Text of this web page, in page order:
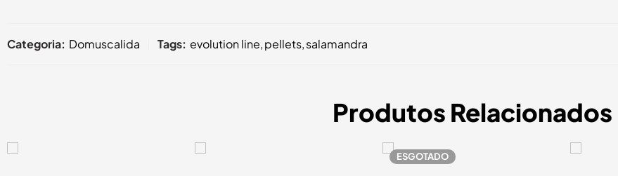
Categoria: Domuscalida Tags: evolution line,pellets,salamandra
Produtos Relacionados
ESGOTADO